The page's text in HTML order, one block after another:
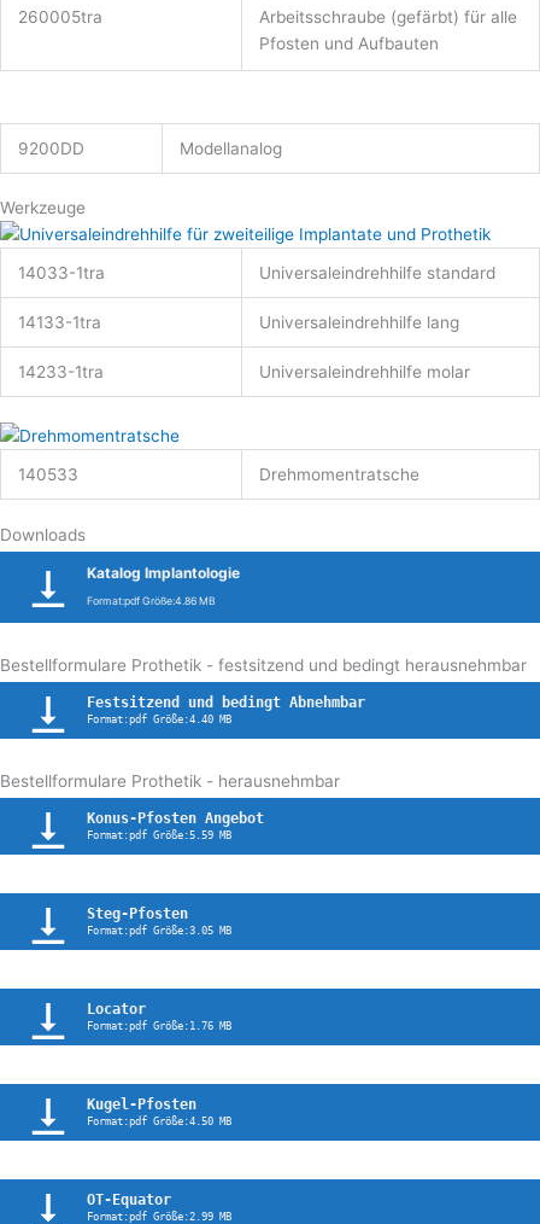
260005tra
Arbeitsschraube (gefärbt) für alle
Pfosten und Aufbauten
9200DD Modellanalog
Werkzeuge
14033-1tra Universaleindrehhilfe standard
14133-1tra Universaleindrehhilfe lang
14233-1tra Universaleindrehhilfe molar
140533 Drehmomentratsche
Downloads
Katalog Implantologie
Format:pdf Größe:4.86 MB
Bestellformulare Prothetik - festsitzend und bedingt herausnehmbar
Festsitzend und bedingt Abnehmbar
Format:pdf Größe:4.40 MB
Bestellformulare Prothetik - herausnehmbar
Konus-Pfosten Angebot
Format:pdf Größe:5.59 MB
Steg-Pfosten
Format:pdf Größe:3.05 MB
Locator
Format:pdf Größe:1.76 MB
Kugel-Pfosten
Format:pdf Größe:4.50 MB
OT-Equator
Format:pdf Größe:2.99 MB